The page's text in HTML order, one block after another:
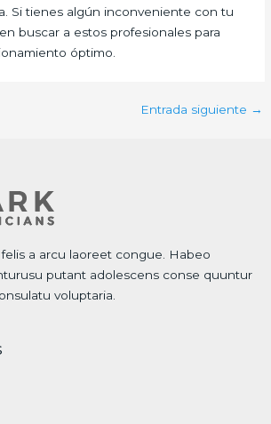
Si tienes algún inconveniente con tu
buscar a estos profesionales para
óptimo.
Entrada siguiente →
a arcu laoreet congue. Habeo
putant adolescens conse quuntur
voluptaria.